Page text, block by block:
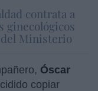
contrata a
ginecológicos
Ministerio
Óscar
copiar